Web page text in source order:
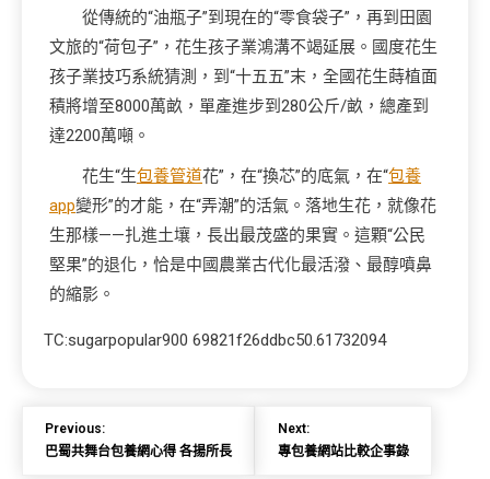
從傳統的“油瓶子”到現在的“零食袋子”，再到田園
文旅的“荷包子”，花生孩子業鴻溝不竭延展。國度花生
孩子業技巧系統猜測，到“十五五”末，全國花生蒔植面
積將增至8000萬畝，單產進步到280公斤/畝，總產到
達2200萬噸。
花生“生包養管道花”，在“換芯”的底氣，在“包養
app變形”的才能，在“弄潮”的活氣。落地生花，就像花
生那樣——扎進土壤，長出最茂盛的果實。這顆“公民
堅果”的退化，恰是中國農業古代化最活潑、最醇噴鼻
的縮影。
TC:sugarpopular900 69821f26ddbc50.61732094
Previous:
巴蜀共舞台包養網心得 各揚所長
Next:
專包養網站比較企事錄